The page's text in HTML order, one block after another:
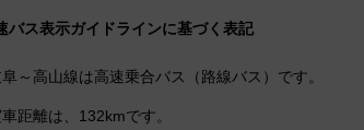
バス表示ガイドラインに基づく表記
～高山線は高速乗合バス（路線バス）です。
距離は、132kmです。